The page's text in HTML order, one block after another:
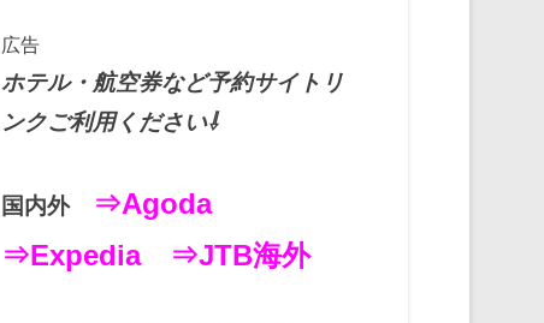
広告
ホテル・航空券など予約サイトリ
ンクご利用ください⇩
国内外
⇒Agoda
⇒Expedia
⇒JTB海外